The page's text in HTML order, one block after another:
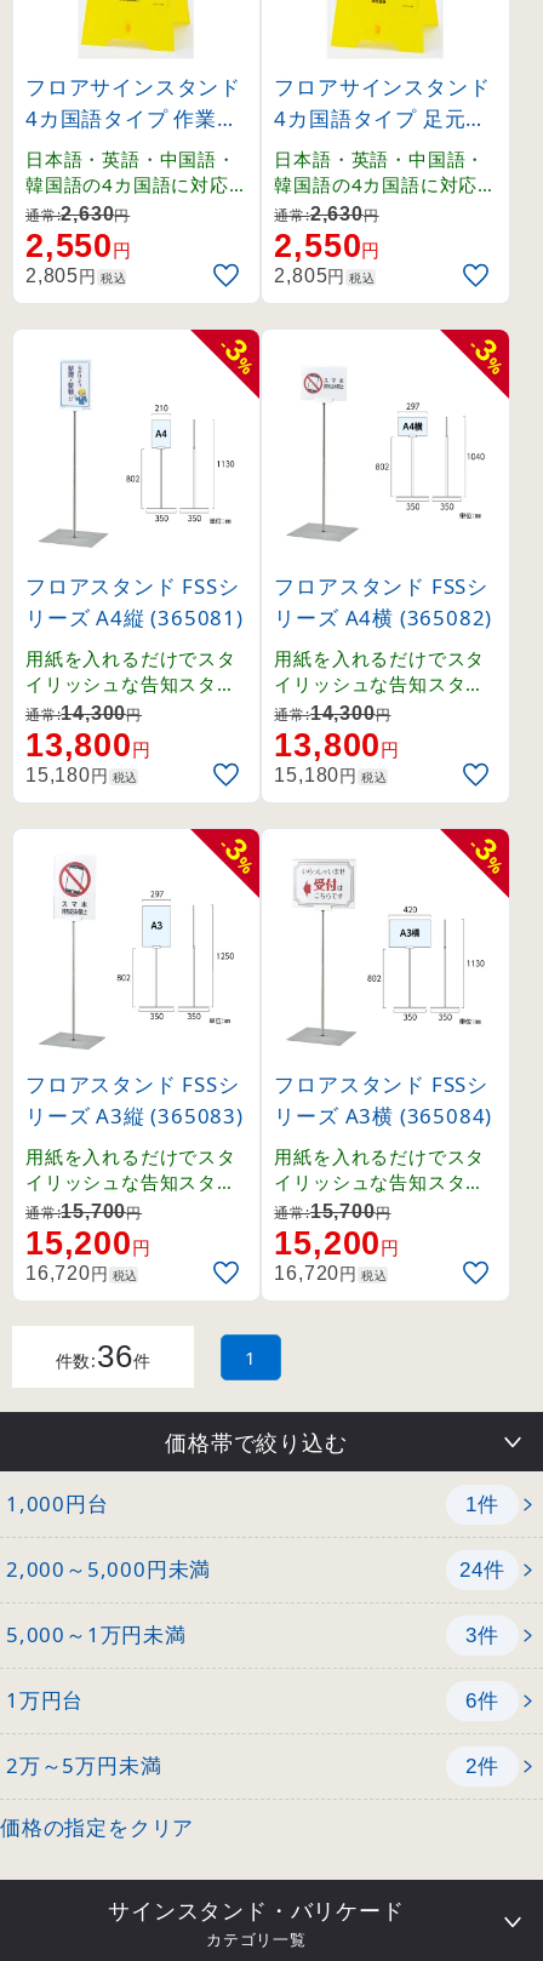
フロアサインスタンド
4カ国語タイプ 作業中
ご迷惑をおかけしてお
ります (337404)
日本語・英語・中国語・
韓国語の4カ国語に対応
したフロアサイン。
通常:2,630円
2,550円
2,805円 税込
フロアサインスタンド
4カ国語タイプ 足元注
意 すべりやすくなって
おります (337405)
日本語・英語・中国語・
韓国語の4カ国語に対応
したフロアサイン。
通常:2,630円
2,550円
2,805円 税込
-
3
%
フロアスタンド FSSシ
リーズ A4縦 (365081)
用紙を入れるだけでスタ
イリッシュな告知スタン
ドに。表裏両面の表示も
可能。
通常:14,300円
13,800円
15,180円 税込
-
3
%
フロアスタンド FSSシ
リーズ A4横 (365082)
用紙を入れるだけでスタ
イリッシュな告知スタン
ドに。表裏両面の表示も
可能。
通常:14,300円
13,800円
15,180円 税込
-
3
%
フロアスタンド FSSシ
リーズ A3縦 (365083)
用紙を入れるだけでスタ
イリッシュな告知スタン
ドに。表裏両面の表示も
可能。
通常:15,700円
15,200円
16,720円 税込
-
3
%
フロアスタンド FSSシ
リーズ A3横 (365084)
用紙を入れるだけでスタ
イリッシュな告知スタン
ドに。表裏両面の表示も
可能。
通常:15,700円
15,200円
16,720円 税込
件数:36件 1
価格帯で絞り込む
1,000円台 1件
2,000～5,000円未満 24件
5,000～1万円未満 3件
1万円台 6件
2万～5万円未満 2件
価格の指定をクリア
サインスタンド・バリケード
カテゴリ一覧